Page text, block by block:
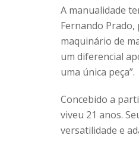
A manualidade
Fernando
maquinário de
um diferencial
uma única peça”.
Concebido a
viveu 21 anos.
versatilidade e